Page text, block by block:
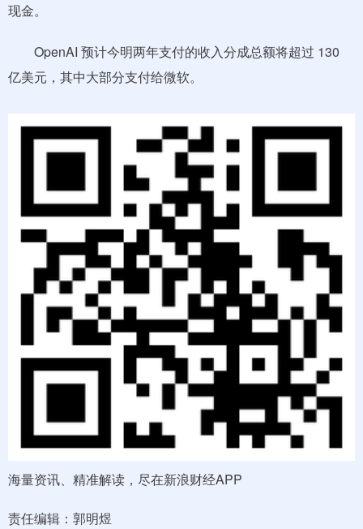
现金。
OpenAI 预计今明两年支付的收入分成总额将超过 130
亿美元，其中大部分支付给微软。
海量资讯、精准解读，尽在新浪财经APP
责任编辑：郭明煜